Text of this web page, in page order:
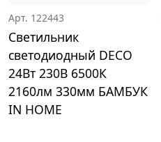
Арт. 122443
Светильник
светодиодный DECO
24Вт 230В 6500К
2160лм 330мм БАМБУК
IN HOME